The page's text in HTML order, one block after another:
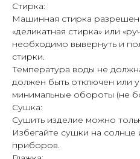
Стирка:
Машинная стирка
«деликатная стирка» или
необходимо вывернуть и
стирки.
Температура воды не
должен быть отключен или
минимальные обороты (не
Сушка:
Сушить изделие можно
Избегайте сушки на солнце
приборов.